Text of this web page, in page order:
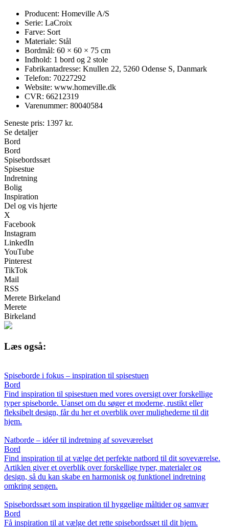
Producent: Homeville A/S
Serie: LaCroix
Farve: Sort
Materiale: Stål
Bordmål: 60 × 60 × 75 cm
Indhold: 1 bord og 2 stole
Fabrikantadresse: Knullen 22, 5260 Odense S, Danmark
Telefon: 70227292
Website: www.homeville.dk
CVR: 66212319
Varenummer: 80040584
Seneste pris: 1397 kr.
Se detaljer
Bord
Bord
Spisebordssæt
Spisestue
Indretning
Bolig
Inspiration
Del og vis hjerte
X
Facebook
Instagram
LinkedIn
YouTube
Pinterest
TikTok
Mail
RSS
Merete Birkeland
Merete
Birkeland
Læs også:
Spiseborde i fokus – inspiration til spisestuen
Bord
Find inspiration til spisestuen med vores oversigt over forskellige
typer spiseborde. Uanset om du søger et moderne, rustikt eller
fleksibelt design, får du her et overblik over mulighederne til dit
hjem.
Natborde – idéer til indretning af soveværelset
Bord
Find inspiration til at vælge det perfekte natbord til dit soveværelse.
Artiklen giver et overblik over forskellige typer, materialer og
design, så du kan skabe en harmonisk og funktionel indretning
omkring sengen.
Spisebordssæt som inspiration til hyggelige måltider og samvær
Bord
Få inspiration til at vælge det rette spisebordssæt til dit hjem.